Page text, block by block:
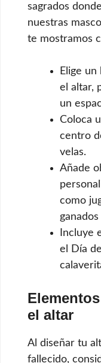
sagrados
nuestras
te mostramos
Elige
el altar,
un
Coloca
centro
velas.
Añade
como
Incluye
el Día
el altar
Al diseñar tu
fallecido,